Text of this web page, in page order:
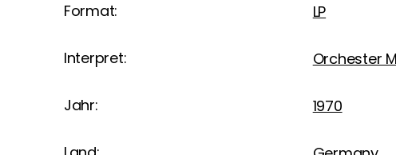
Format: LP
Interpret: Orchester
Jahr: 1970